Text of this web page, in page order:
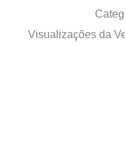
Visualizações da